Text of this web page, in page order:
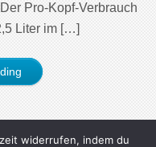
Pro-Kopf-Verbrauch
Liter im […]
widerrufen, indem du